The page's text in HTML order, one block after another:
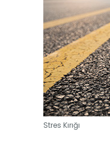
Stres Kırığı